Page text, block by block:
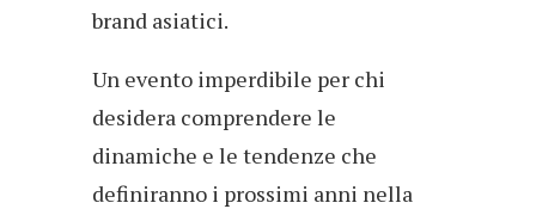
brand asiatici.
Un evento imperdibile per chi
desidera comprendere le
dinamiche e le tendenze che
definiranno i prossimi anni nella